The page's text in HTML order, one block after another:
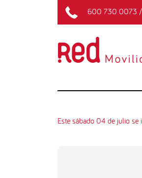
600 730 0073 /
Este sábado 04 de julio